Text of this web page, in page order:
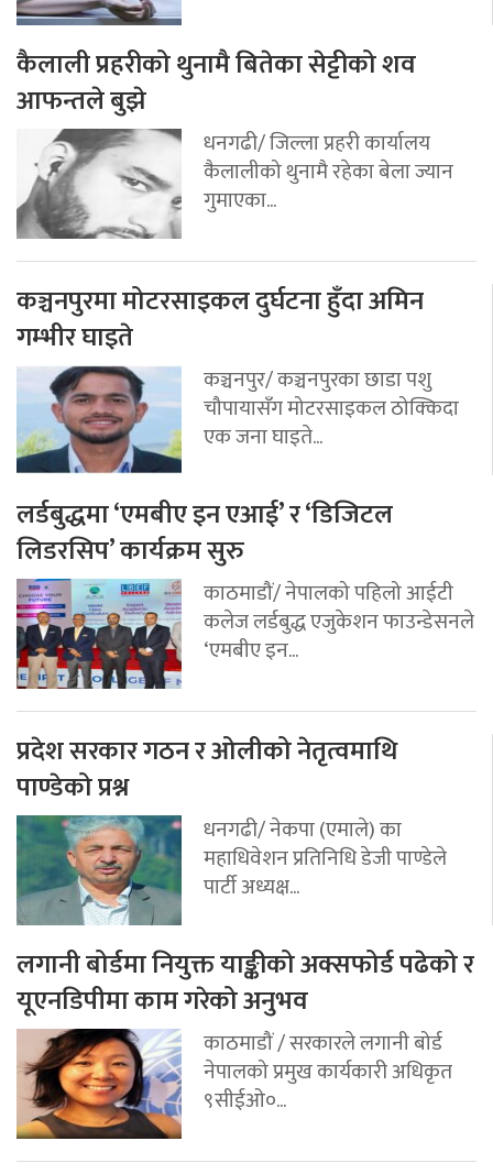
कैलाली प्रहरीको थुनामै बितेका सेट्टीको शव
आफन्तले बुझे
धनगढी/ जिल्ला प्रहरी कार्यालय
कैलालीको थुनामै रहेका बेला ज्यान
गुमाएका...
कञ्चनपुरमा मोटरसाइकल दुर्घटना हुँदा अमिन
गम्भीर घाइते
कञ्चनपुर/ कञ्चनपुरका छाडा पशु
चौपायासँग मोटरसाइकल ठोक्किदा
एक जना घाइते...
लर्डबुद्धमा ‘एमबीए इन एआई’ र ‘डिजिटल
लिडरसिप’ कार्यक्रम सुरु
काठमाडौं/ नेपालको पहिलो आईटी
कलेज लर्डबुद्ध एजुकेशन फाउन्डेसनले
‘एमबीए इन...
प्रदेश सरकार गठन र ओलीको नेतृत्वमाथि
पाण्डेको प्रश्न
धनगढी/ नेकपा (एमाले) का
महाधिवेशन प्रतिनिधि डेजी पाण्डेले
पार्टी अध्यक्ष...
लगानी बोर्डमा नियुक्त याङ्कीको अक्सफोर्ड पढेको र
यूएनडिपीमा काम गरेको अनुभव
काठमाडौं / सरकारले लगानी बोर्ड
नेपालको प्रमुख कार्यकारी अधिकृत
९सीईओ०...